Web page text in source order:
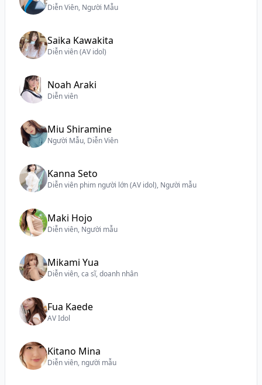
Diễn Viên, Người Mẫu
Saika Kawakita
Diễn viên (AV idol)
Noah Araki
Diễn viên
Miu Shiramine
Người Mẫu, Diễn Viên
Kanna Seto
Diễn viên phim người lớn (AV idol), Người mẫu
Maki Hojo
Diễn viên, Người mẫu
Mikami Yua
Diễn viên, ca sĩ, doanh nhân
Fua Kaede
AV Idol
Kitano Mina
Diễn viên, người mẫu